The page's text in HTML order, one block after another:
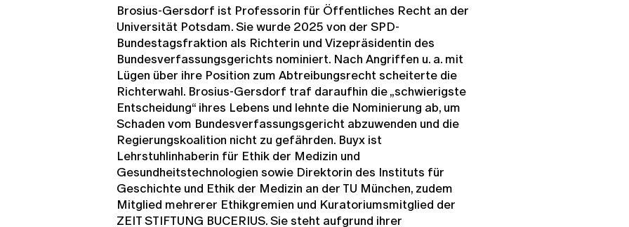
Brosius-Gersdorf ist Professorin für Öffentliches Recht an der
Universität Potsdam. Sie wurde 2025 von der SPD-
Bundestagsfraktion als Richterin und Vizepräsidentin des
Bundesverfassungsgerichts nominiert. Nach Angriffen u. a. mit
Lügen über ihre Position zum Abtreibungsrecht scheiterte die
Richterwahl. Brosius-Gersdorf traf daraufhin die „schwierigste
Entscheidung“ ihres Lebens und lehnte die Nominierung ab, um
Schaden vom Bundesverfassungsgericht abzuwenden und die
Regierungskoalition nicht zu gefährden. Buyx ist
Lehrstuhlinhaberin für Ethik der Medizin und
Gesundheitstechnologien sowie Direktorin des Instituts für
Geschichte und Ethik der Medizin an der TU München, zudem
Mitglied mehrerer Ethikgremien und Kuratoriumsmitglied der
ZEIT STIFTUNG BUCERIUS. Sie steht aufgrund ihrer